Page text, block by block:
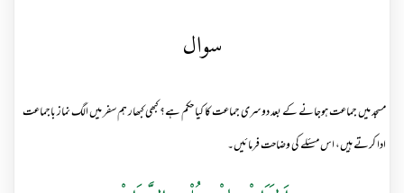
سوال
مسجد میں جماعت ہوجانے کے بعد دوسری جماعت کا کیا حکم ہے؟ کبھی کبھار ہم سفر میں الگ نماز باجماعت
ادا کرتے ہیں، اس مسئلے کی وضاحت فرمائیں۔